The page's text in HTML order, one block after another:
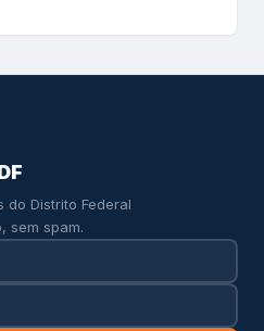
do Distrito Federal
sem spam.